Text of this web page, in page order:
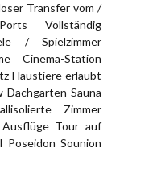
Transfer vom /
Vollständig
/ Spielzimmer
Cinema-Station
Haustiere erlaubt
Sauna
Zimmer
Tour auf
Sounion